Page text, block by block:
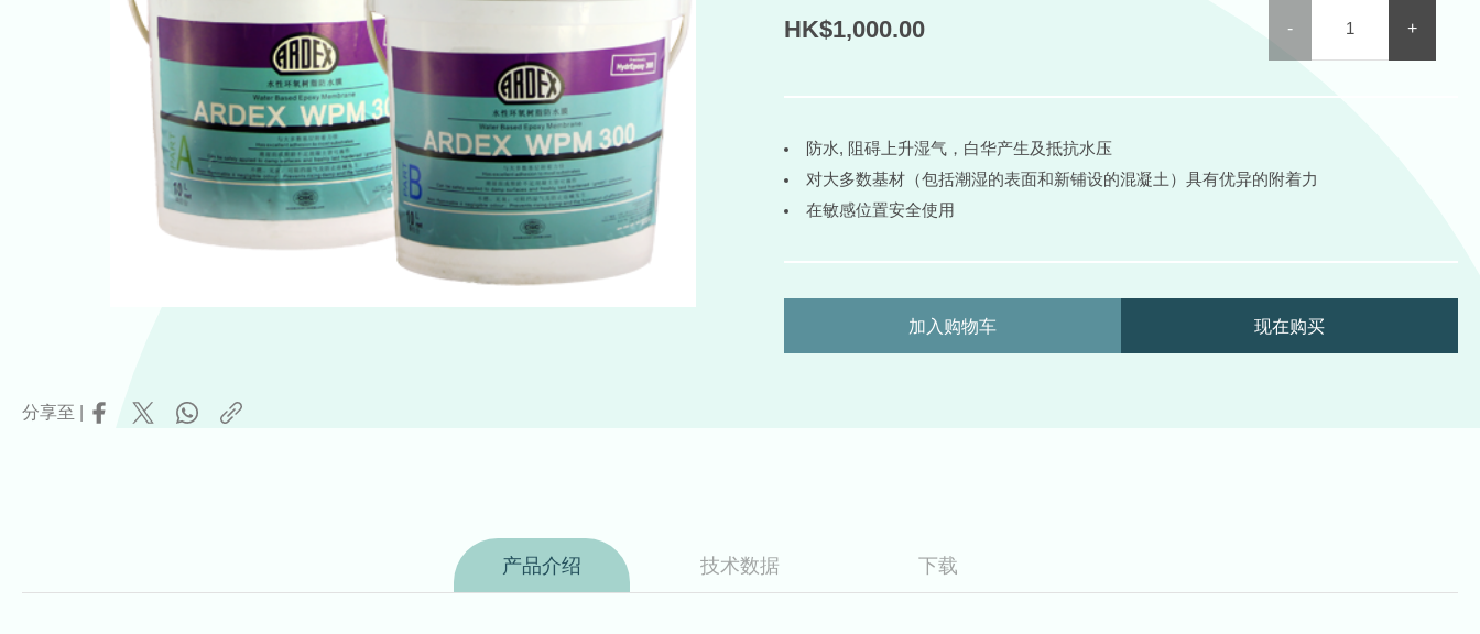
HK$1,000.00 -
WPM
300
树
压
防
水
+
防水, 阻碍上升湿气，白华产生及抵抗水压
对大多数基材（包括潮湿的表面和新铺设的混凝土）具有优异的附着力
在敏感位置安全使用
加入购物车 现在购买
分享至 |
产品介绍 技术数据 下载